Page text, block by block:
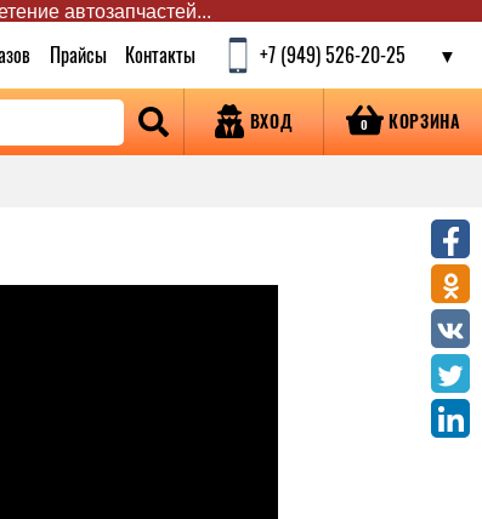
автозапчастей...
Прайсы Контакты +7 (949) 526-20-25
ВХОД 0 КОРЗИНА